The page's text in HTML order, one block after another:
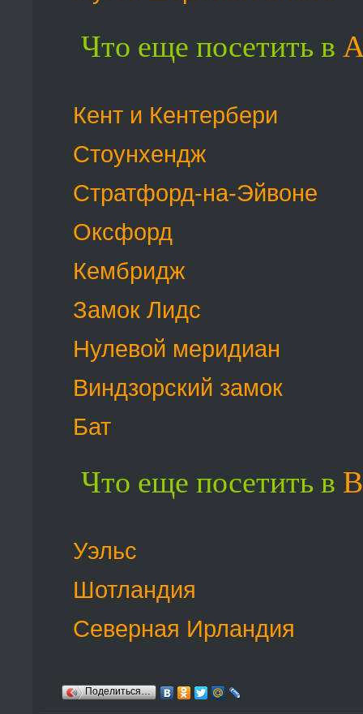
Что еще посетить в
Кент и Кентербери
Стоунхендж
Стратфорд-на-Эйвоне
Оксфорд
Кембридж
Замок Лидс
Нулевой меридиан
Виндзорский замок
Бат
Что еще посетить в
Уэльс
Шотландия
Северная Ирландия
Поделиться…